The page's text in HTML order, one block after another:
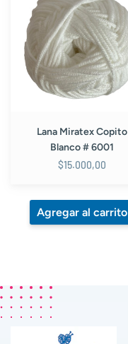
Copito
Blanco
6001
Lana Miratex Copito
Blanco # 6001
$15.000,00